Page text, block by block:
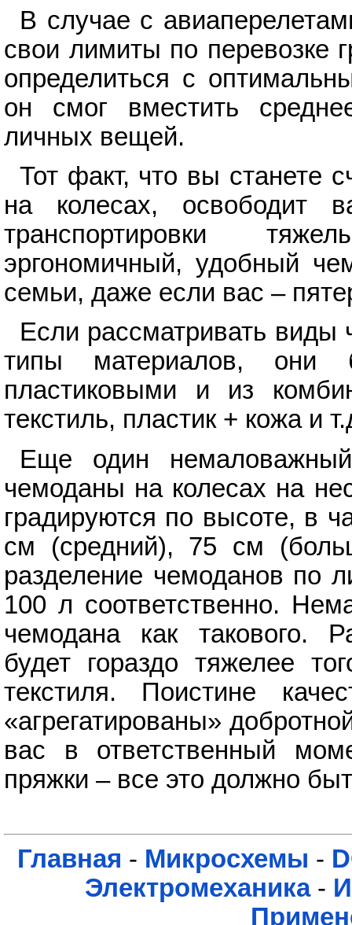
В случае с
свои лимиты по перевозке
определиться с
он смог вместить
личных вещей.
Тот факт, что вы станете
на колесах, освободит
транспортировки
эргономичный, удобный
семьи, даже если вас –
Если рассматривать
типы материалов, они
пластиковыми и из
текстиль, пластик + кожа и
Еще один
чемоданы на колесах на
градируются по высоте, в
см (средний), 75 см
разделение чемоданов по
100 л соответственно.
чемодана как такового.
будет гораздо тяжелее
текстиля. Поистине
«агрегатированы»
вас в ответственный
пряжки – все это должно
Главная - Микросхемы -
Электромеханика-